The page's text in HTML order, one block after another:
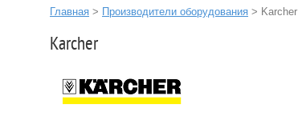
Главная > Производители оборудования > Karcher
Karcher